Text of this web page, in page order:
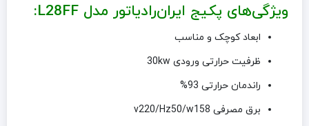
ویژگی‌های پکیج ایران‌رادیاتور مدل L28FF:
ابعاد کوچک و مناسب
ظرفیت حرارتی ورودی 30kw
راندمان حرارتی 93%
برق مصرفی v220/Hz50/w158